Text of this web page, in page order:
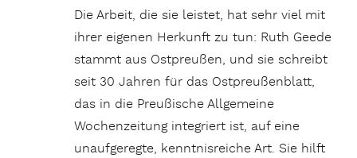
Die Arbeit, die sie leistet, hat sehr viel mit
ihrer eigenen Herkunft zu tun: Ruth Geede
stammt aus Ostpreußen, und sie schreibt
seit 30 Jahren für das Ostpreußenblatt,
das in die Preußische Allgemeine
Wochenzeitung integriert ist, auf eine
unaufgeregte, kenntnisreiche Art. Sie hilft